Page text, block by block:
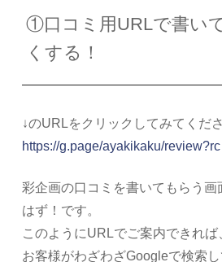
①口コミ用URLで書い
くする！
↓のURLをクリックしてみてくださ
https://g.page/ayakikaku/review?rc
彩企画の口コミを書いてもらう画
はず！です。
このようにURLでご案内できれば
お客様がわざわざGoogleで検索し